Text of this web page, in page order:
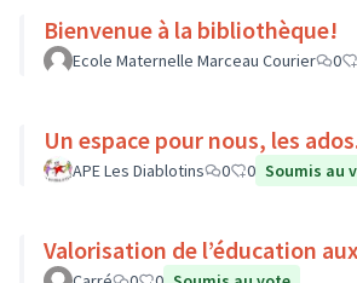
Bienvenue à la bibliothèque!
Ecole Maternelle Marceau Courier 0
Un espace pour nous, les
APE Les Diablotins 0 0 Soumis au
Valorisation de l’éducation